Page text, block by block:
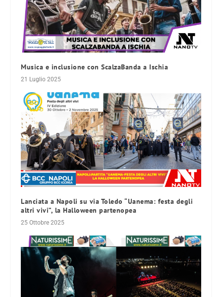
Musica e inclusione con ScalzaBanda a Ischia
21 Luglio 2025
Lanciata a Napoli su via Toledo “Uanema: festa degli
altri vivi”, la Halloween partenopea
25 Ottobre 2025